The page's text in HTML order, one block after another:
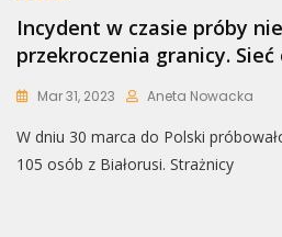
Incydent w czasie próby
przekroczenia granicy. Sieć
Mar 31, 2023 Aneta Nowacka
W dniu 30 marca do Polski
105 osób z Białorusi. Strażnicy